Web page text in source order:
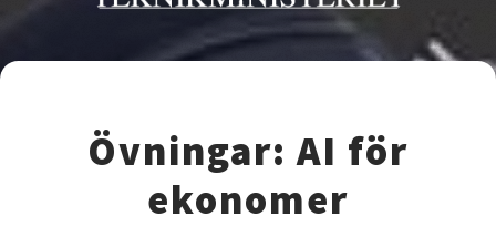
Övningar: AI för
ekonomer